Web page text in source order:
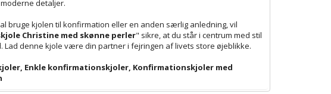
detaljer.
bruge kjolen til konfirmation eller en anden særlig anledning, vil
Christine med skønne perler" sikre, at du står i centrum med stil
Lad denne kjole være din partner i fejringen af livets store øjeblikke.
, Enkle konfirmationskjoler, Konfirmationskjoler med